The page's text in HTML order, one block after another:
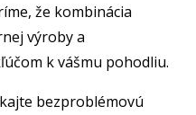
že kombinácia
výroby a
k vášmu pohodliu.
bezproblémovú